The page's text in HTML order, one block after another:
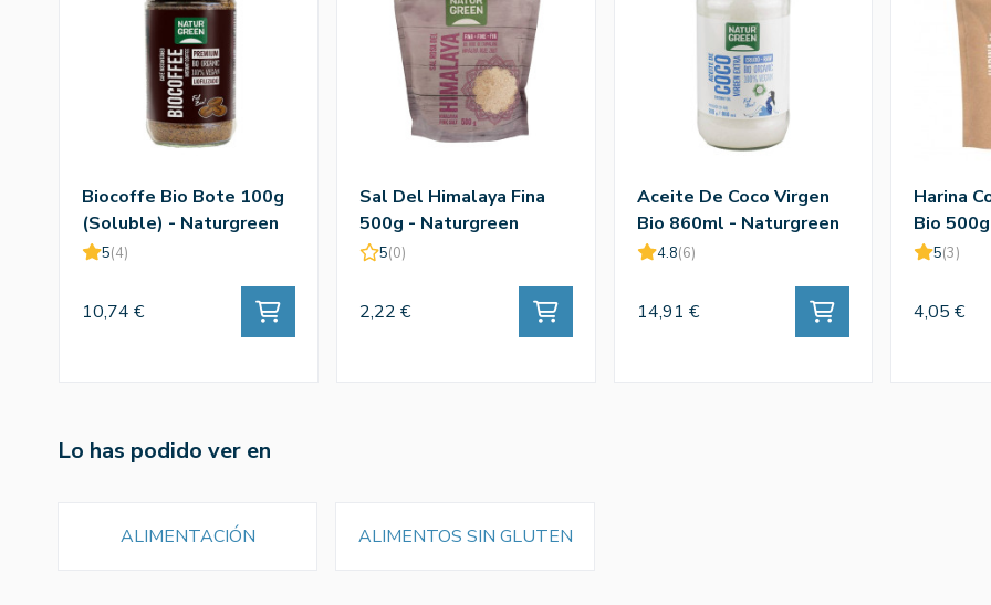
Biocoffe Bio Bote 100g
(Soluble) - Naturgreen
5(4)
10,74 €
Sal Del Himalaya Fina
500g - Naturgreen
5(0)
2,22 €
Aceite De Coco Virgen
Bio 860ml - Naturgreen
4.8(6)
14,91 €
Harina
Bio
5(3)
4,05 €
Lo has podido ver en
ALIMENTACIÓN ALIMENTOS SIN GLUTEN